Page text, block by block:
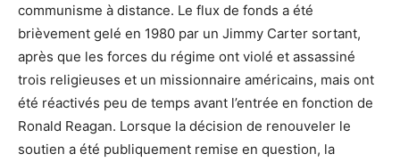
communisme à distance. Le flux de fonds a été
brièvement gelé en 1980 par un Jimmy Carter sortant,
après que les forces du régime ont violé et assassiné
trois religieuses et un missionnaire américains, mais ont
été réactivés peu de temps avant l’entrée en fonction de
Ronald Reagan. Lorsque la décision de renouveler le
soutien a été publiquement remise en question, la